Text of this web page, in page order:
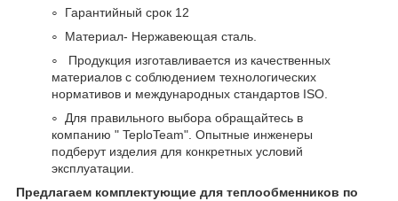
Гарантийный срок 12
Материал- Нержавеющая сталь.
Продукция изготавливается из качественных
материалов с соблюдением технологических
нормативов и международных стандартов ISO.
Для правильного выбора обращайтесь в
компанию " TeploTeam". Опытные инженеры
подберут изделия для конкретных условий
эксплуатации.
Предлагаем комплектующие для теплообменников по